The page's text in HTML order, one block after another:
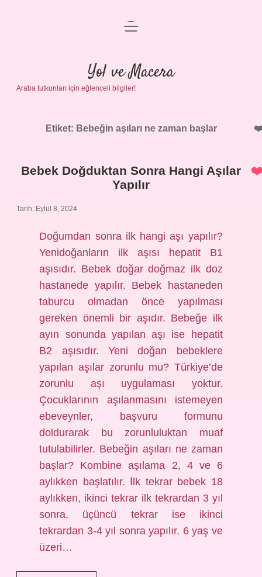
Anasayfa
Gizlilik Politikası
Yasal Uyarı
menüyü
Yol ve Macera
Araba tutkunları için eğlenceli bilgiler!
Etiket: Bebeğin aşıları ne zaman başlar
Bebek Doğduktan Sonra Hangi Aşılar
Yapılır
Tarih: Eylül 8, 2024
Doğumdan sonra ilk hangi aşı yapılır?
Yenidoğanların ilk aşısı hepatit B1
aşısıdır. Bebek doğar doğmaz ilk doz
hastanede yapılır. Bebek hastaneden
taburcu olmadan önce yapılması
gereken önemli bir aşıdır. Bebeğe ilk
ayın sonunda yapılan aşı ise hepatit
B2 aşısıdır. Yeni doğan bebeklere
yapılan aşılar zorunlu mu? Türkiye’de
zorunlu aşı uygulaması yoktur.
Çocuklarının aşılanmasını istemeyen
ebeveynler, başvuru formunu
doldurarak bu zorunluluktan muaf
tutulabilirler. Bebeğin aşıları ne zaman
başlar? Kombine aşılama 2, 4 ve 6
aylıkken başlatılır. İlk tekrar bebek 18
aylıkken, ikinci tekrar ilk tekrardan 3 yıl
sonra, üçüncü tekrar ise ikinci
tekrardan 3-4 yıl sonra yapılır. 6 yaş ve
üzeri…